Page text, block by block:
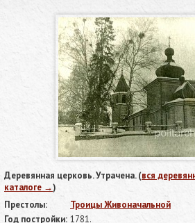
Деревянная церковь. Утрачена. (вся
каталоге →)
Престолы:
Троицы Живоначальной
Год постройки: 1781.